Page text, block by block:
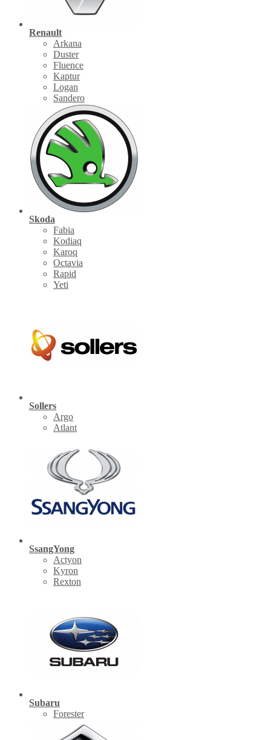
Renault
Arkana
Duster
Fluence
Kaptur
Logan
Sandero
Skoda
Fabia
Kodiaq
Karoq
Octavia
Rapid
Yeti
Sollers
Argo
Atlant
SsangYong
Actyon
Kyron
Rexton
Subaru
Forester